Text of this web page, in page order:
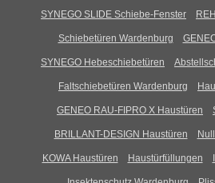
SYNEGO SLIDE Schiebe-Fenster
Schiebetüren Wardenburg
SYNEGO Hebeschiebetüren
Faltschiebetüren Wardenburg
GENEO RAU-FIPRO X Haustüren
BRILLANT-DESIGN Haustüren
KOWA Haustüren Haustürfüllungen